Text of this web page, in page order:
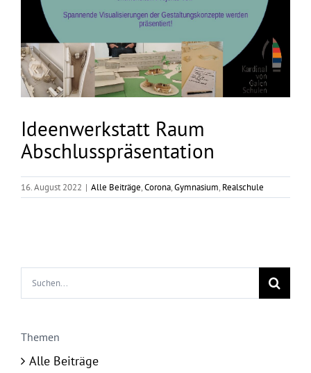
Ideenwerkstatt Raum
Abschlusspräsentation
16. August 2022 | Alle Beiträge,Corona,Gymnasium, Realschule
Suche
nach:
Themen
Alle Beiträge